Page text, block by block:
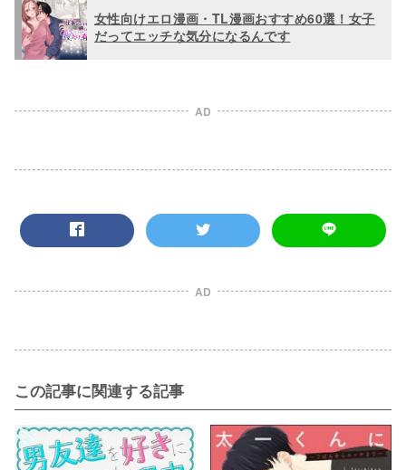
女性向けエロ漫画・TL漫画おすすめ60選！女子
だってエッチな気分になるんです
AD
AD
この記事に関連する記事